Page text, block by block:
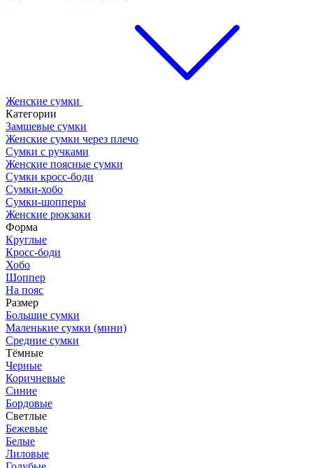
Женские сумки
Категории
Замшевые сумки
Женские сумки через плечо
Сумки с ручками
Женские поясные сумки
Сумки кросс-боди
Сумки-хобо
Сумки-шопперы
Женские рюкзаки
Форма
Круглые
Кросс-боди
Хобо
Шоппер
На пояс
Размер
Большие сумки
Маленькие сумки (мини)
Средние сумки
Тёмные
Черные
Коричневые
Синие
Бордовые
Светлые
Бежевые
Белые
Лиловые